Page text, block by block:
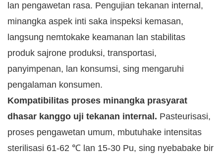
lan pengawetan rasa. Pengujian tekanan internal,
minangka aspek inti saka inspeksi kemasan,
langsung nemtokake keamanan lan stabilitas
produk sajrone produksi, transportasi,
panyimpenan, lan konsumsi, sing mengaruhi
pengalaman konsumen.
Kompatibilitas proses minangka prasyarat
dhasar kanggo uji tekanan internal. Pasteurisasi,
proses pengawetan umum, mbutuhake intensitas
sterilisasi 61-62 ℃ lan 15-30 Pu, sing nyebabake bir